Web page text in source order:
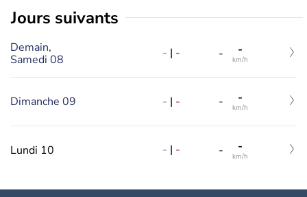
jours suivants
Demain,
Samedi 08
- | - - -
km/h
Dimanche 09 - | - - -
km/h
Lundi 10 - | - - -
km/h